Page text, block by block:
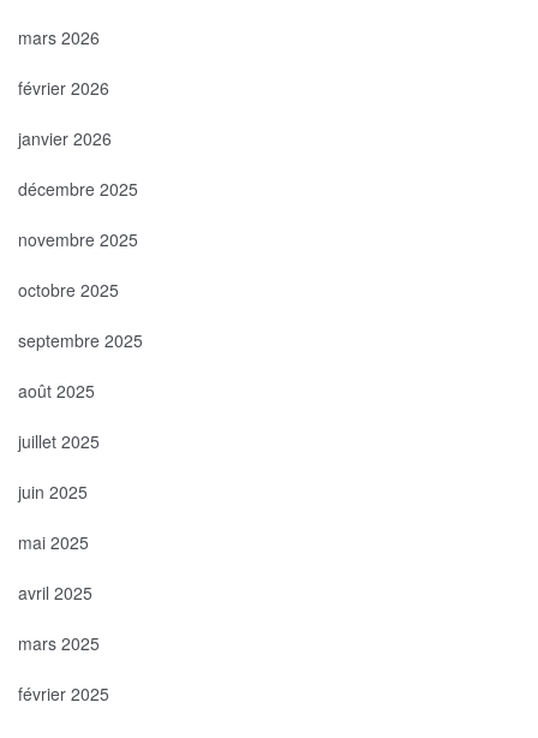
mars 2026
février 2026
janvier 2026
décembre 2025
novembre 2025
octobre 2025
septembre 2025
août 2025
juillet 2025
juin 2025
mai 2025
avril 2025
mars 2025
février 2025